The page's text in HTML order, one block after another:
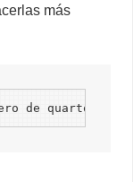
más
de quarto